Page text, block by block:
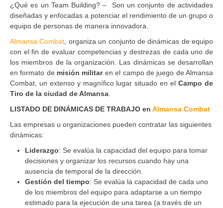
¿Qué es un Team Building? – Son un conjunto de actividades
diseñadas y enfocadas a potenciar el rendimiento de un grupo o
equipo de personas de manera innovadora.
Almansa Combat , organiza un conjunto de dinámicas de equipo
con el fin de evaluar competencias y destrezas de cada uno de
los miembros de la organización. Las dinámicas se desarrollan
en formato de misión militaren el campo de juego de Almansa
Combat, un extenso y magnífico lugar situado en elCampo de
Tiro de la ciudad de Almansa
LISTADO DE DINÁMICAS DE TRABAJO en Almansa Combat
Las empresas u organizaciones pueden contratar las siguientes
dinámicas:
Liderazgo: Se evalúa la capacidad del equipo para tomar
decisiones y organizar los recursos cuando hay una
ausencia de temporal de la dirección.
Gestión del tiempo: Se evalúa la capacidad de cada uno
de los miembros del equipo para adaptarse a un tiempo
estimado para la ejecución de una tarea (a través de un